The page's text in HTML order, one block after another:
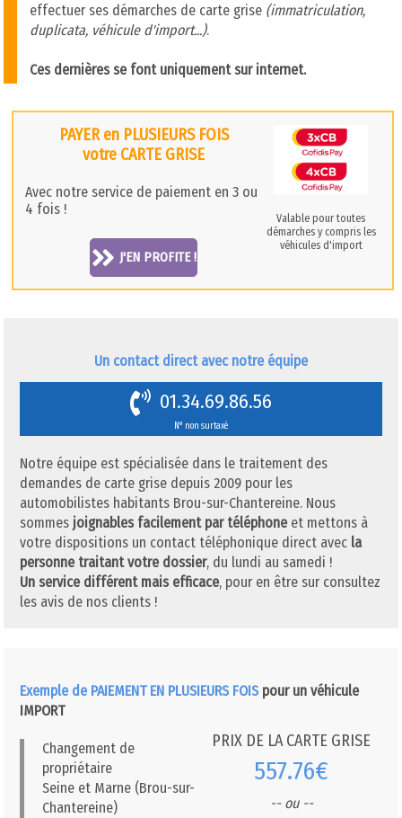
effectuer ses démarches de carte grise (immatriculation,
duplicata, véhicule d'import...).
Ces dernières se font uniquement sur internet.
PAYER en PLUSIEURS FOIS
votre CARTE GRISE
Avec notre service de paiement en 3 ou
4 fois !
J'EN PROFITE !
Valable pour toutes
démarches y compris les
véhicules d'import
Un contact direct avec notre équipe
01.34.69.86.56
N° non surtaxé
Notre équipe est spécialisée dans le traitement des
demandes de carte grise depuis 2009 pour les
automobilistes habitants Brou-sur-Chantereine. Nous
sommes joignables facilement par téléphone et mettons à
votre dispositions un contact téléphonique direct avec la
personne traitant votre dossier, du lundi au samedi !
Un service différent mais efficace, pour en être sur consultez
les avis de nos clients !
Exemple de PAIEMENT EN PLUSIEURS FOIS pour un véhicule
IMPORT
Changement de
propriétaire
Seine et Marne (Brou-sur-
Chantereine)
PRIX DE LA CARTE GRISE
557.76€
-- ou --